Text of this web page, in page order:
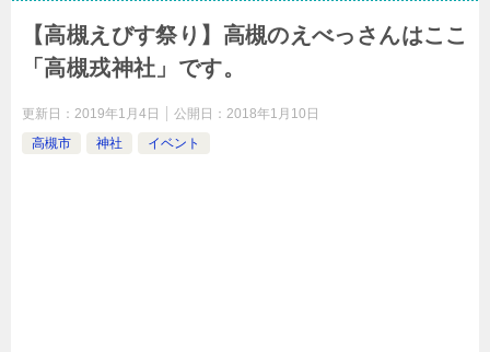
【高槻えびす祭り】高槻のえべっさんはここ
「高槻戎神社」です。
更新日： 2019年1月4日 公開日： 2018年1月10日
高槻市
神社 イベント